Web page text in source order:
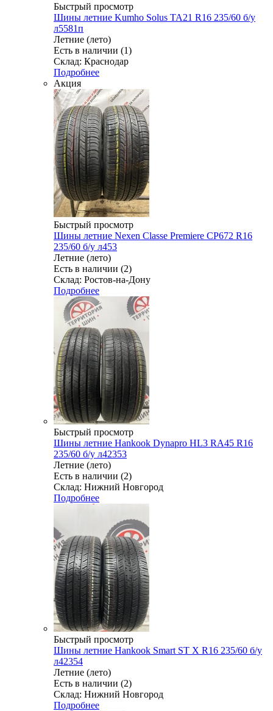
Быстрый просмотр
Шины летние Kumho Solus TA21 R16 235/60 б/у
л5581п
Летние (лето)
Есть в наличии (1)
Склад: Краснодар
Подробнее
Акция
Быстрый просмотр
Шины летние Nexen Classe Premiere CP672 R16
235/60 б/у л453
Летние (лето)
Есть в наличии (2)
Склад: Ростов-на-Дону
Подробнее
Быстрый просмотр
Шины летние Hankook Dynapro HL3 RA45 R16
235/60 б/у л42353
Летние (лето)
Есть в наличии (2)
Склад: Нижний Новгород
Подробнее
Быстрый просмотр
Шины летние Hankook Smart ST X R16 235/60 б/у
л42354
Летние (лето)
Есть в наличии (2)
Склад: Нижний Новгород
Подробнее